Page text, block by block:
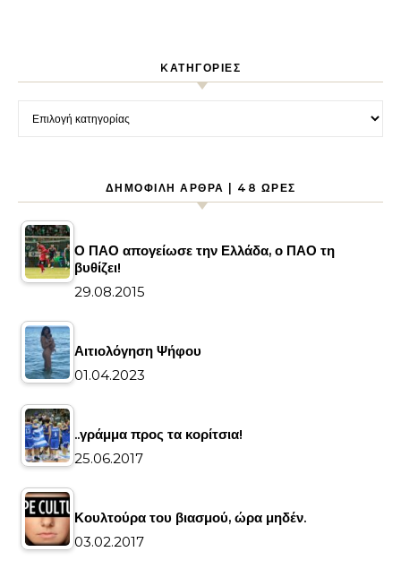
KΑΤΗΓΟΡΊΕΣ
ΔΗΜΟΦΙΛΉ ΆΡΘΡΑ | 48 ΏΡΕΣ
Ο ΠΑΟ απογείωσε την Ελλάδα, ο ΠΑΟ τη
βυθίζει!
29.08.2015
Αιτιολόγηση Ψήφου
01.04.2023
..γράμμα προς τα κορίτσια!
25.06.2017
Κουλτούρα του βιασμού, ώρα μηδέν.
03.02.2017